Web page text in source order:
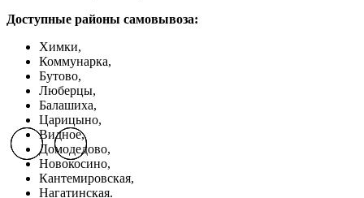
Доступные районы самовывоза:
Химки,
Коммунарка,
Бутово,
Люберцы,
Балашиха,
Царицыно,
Видное,
Домодедово,
Новокосино,
Кантемировская,
Нагатинская.
Previous slide
Next slide
Previous slide
Next slide
Previous slide
Next slide